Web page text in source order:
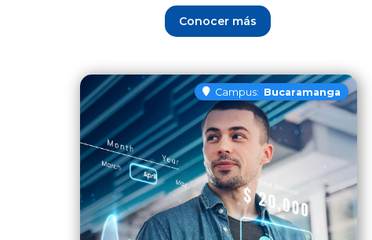
Conocer más
Campus: Bucaramanga